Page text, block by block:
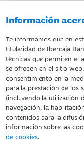
Información
Te informamos que en
titularidad de Ibercaja
técnicas que permiten el
se ofrecen en el sitio
consentimiento en la
para la prestación de los
(incluyendo la utilización
navegación, la
contenidos para la
información sobre las
de cookies.
©Ibercaja Banco, S.A. -
Zaragoza (T.3865. F.1.
Entidad de Crédito
España con el código
Domicilio social: Plaza de